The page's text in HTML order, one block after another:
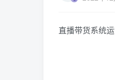
直播带货系统